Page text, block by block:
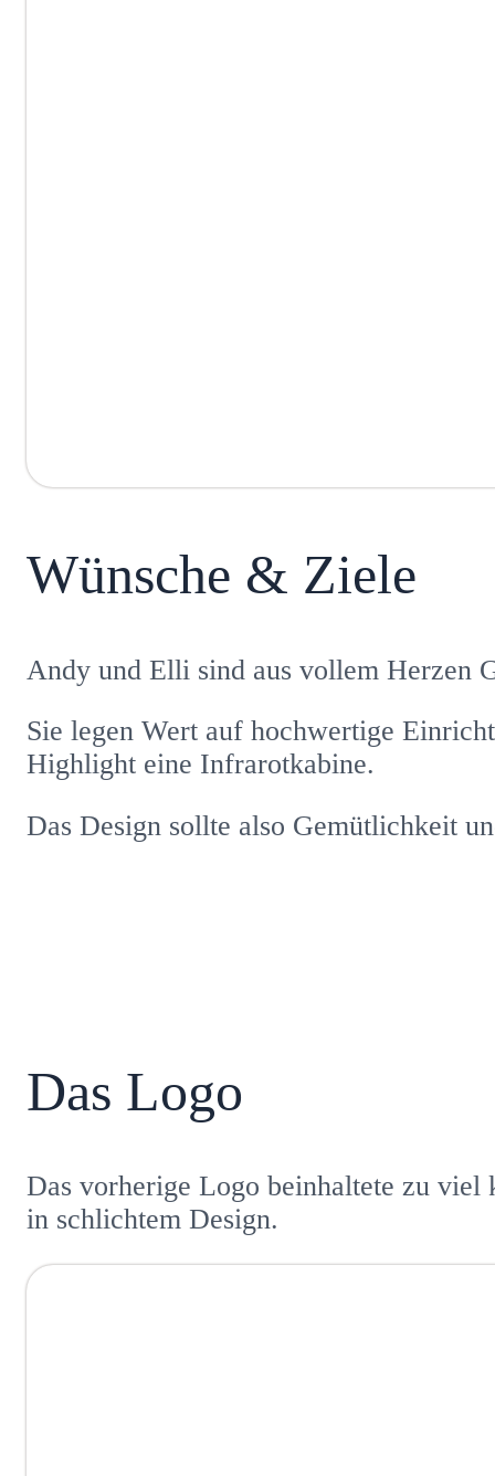
Wünsche & Ziele
Andy und Elli sind aus vollem Herzen
Sie legen Wert auf hochwertige
Highlight eine Infrarotkabine.
Das Design sollte also Gemütlichkeit
Das Logo
Das vorherige Logo beinhaltete zu viel
in schlichtem Design.